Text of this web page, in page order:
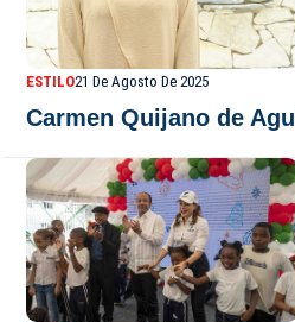
ESTILO21 De Agosto De 2025
Carmen Quijano de